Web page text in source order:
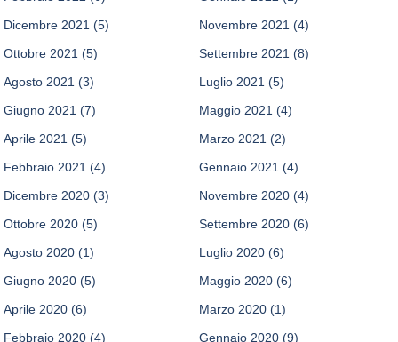
Dicembre 2021 (5) Novembre 2021 (4)
Ottobre 2021 (5) Settembre 2021 (8)
Agosto 2021 (3) Luglio 2021 (5)
Giugno 2021 (7) Maggio 2021 (4)
Aprile 2021 (5) Marzo 2021 (2)
Febbraio 2021 (4) Gennaio 2021 (4)
Dicembre 2020 (3) Novembre 2020 (4)
Ottobre 2020 (5) Settembre 2020 (6)
Agosto 2020 (1) Luglio 2020 (6)
Giugno 2020 (5) Maggio 2020 (6)
Aprile 2020 (6) Marzo 2020 (1)
Febbraio 2020 (4) Gennaio 2020 (9)